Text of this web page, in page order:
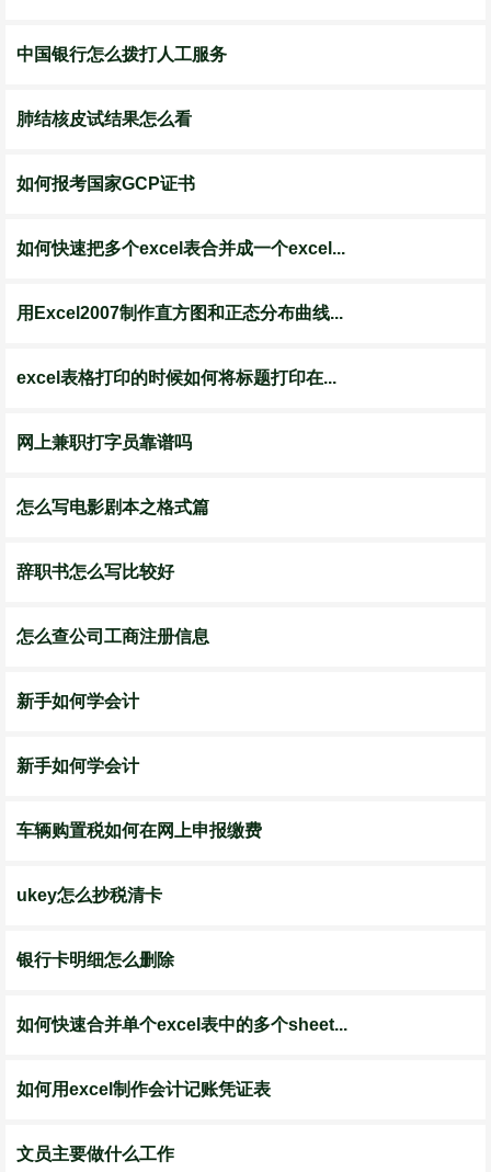
中国银行怎么拨打人工服务
肺结核皮试结果怎么看
如何报考国家GCP证书
如何快速把多个excel表合并成一个excel...
用Excel2007制作直方图和正态分布曲线...
excel表格打印的时候如何将标题打印在...
网上兼职打字员靠谱吗
怎么写电影剧本之格式篇
辞职书怎么写比较好
怎么查公司工商注册信息
新手如何学会计
新手如何学会计
车辆购置税如何在网上申报缴费
ukey怎么抄税清卡
银行卡明细怎么删除
如何快速合并单个excel表中的多个sheet...
如何用excel制作会计记账凭证表
文员主要做什么工作